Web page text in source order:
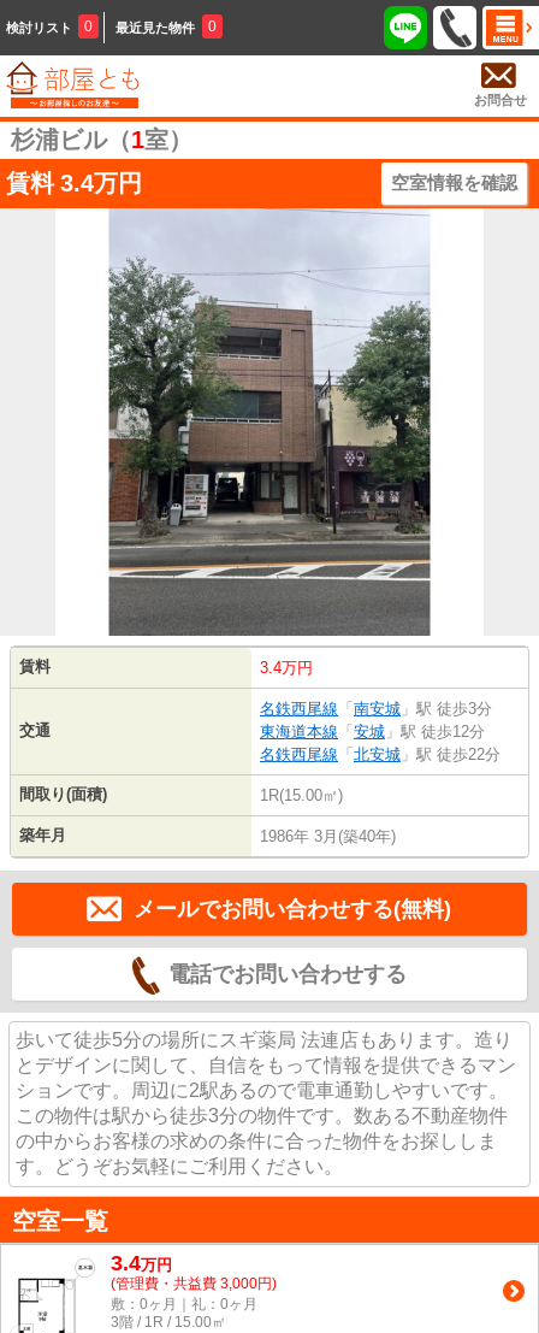
検討リスト 0 最近見た物件 0
お問合せ
杉浦ビル（1室）
賃料 3.4万円 空室情報を確認
賃料 3.4万円
交通
名鉄西尾線 「 南安城 」駅 徒歩3分
東海道本線 「 安城 」駅 徒歩12分
名鉄西尾線 「 北安城 」駅 徒歩22分
間取り(面積) 1R(15.00㎡)
築年月 1986年 3月(築40年)
メールでお問い合わせする(無料)
電話でお問い合わせする
歩いて徒歩5分の場所にスギ薬局 法連店もあります。造り
とデザインに関して、自信をもって情報を提供できるマン
ションです。周辺に2駅あるので電車通勤しやすいです。
この物件は駅から徒歩3分の物件です。数ある不動産物件
の中からお客様の求めの条件に合った物件をお探ししま
す。どうぞお気軽にご利用ください。
空室一覧
3.4万円
(管理費・共益費 3,000円)
敷：0ヶ月｜礼：0ヶ月
3階 / 1R / 15.00㎡